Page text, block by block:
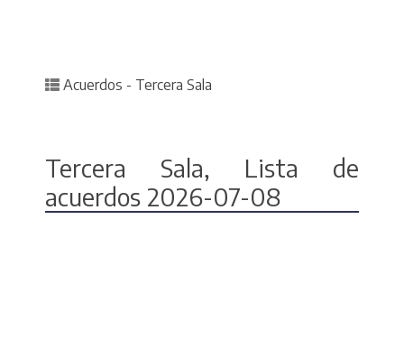
Posted in
Acuerdos - Tercera Sala
Tercera Sala, Lista de
acuerdos 2026-07-08